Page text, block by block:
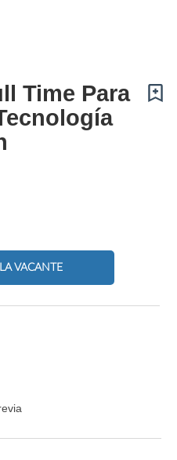
Time Para
VACANTE